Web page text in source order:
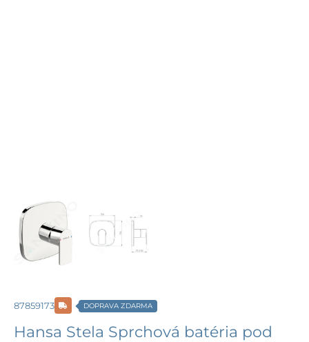
87859173 DOPRAVA ZDARMA
Hansa Stela Sprchová batéria pod